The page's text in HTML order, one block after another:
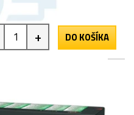
+ DO KOŠÍKA